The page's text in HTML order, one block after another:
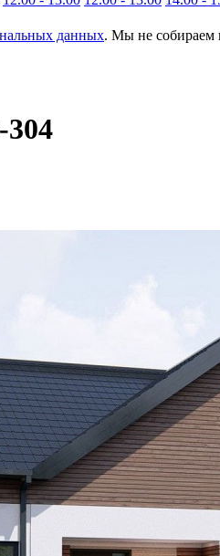
данных. Мы не собираем